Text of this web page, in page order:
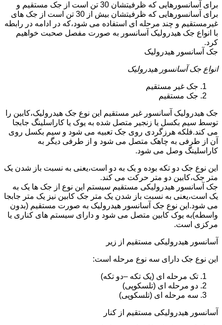
برای آسانسورهایی که ظرفیتشان 30 تن است از جک مستقیم و
برای آسانسورهایی که ظرفیتشان بیش از 30 تن است از جک های
غیرمستقیم و چند مرحله ای استفاده می شود،که در ادامه در رابطه
با انواع جک هیدرولیک آسانسور به صورت مفصل صحبت خواهیم
کرد.
جک آسانسور هیدرولیک
انواع جک آسانسور هیدرولیک
جک غیر مستقیم
جک مستقیم
جک هیدرولیک آسانسور غیر مستقیم این نوع جک هیدرولیک،کابین را
توسط سیم بکسل یا زنجیر متصل شده به یوک یا کاراسلینگ جابجا
می کند.فلکه هرزگردی روی جک تعبیه می شود و سیم بکسل روی
آن از طرفی به چاهک متصل می شود و از طرفی دیگر به
کاراسلینگ وصل می شود.
این نوع جک دو تکه بوده و یک به دو است،یعنی به نسبت باز شدن یک
متر جک،کابین دو متر حرکت می کند.
جک آسانسور هیدرولیکی مستقیم سیستم این نوع از جک ها یک به
یک است،یعنی به نسبت باز شدن یک متر جک کابین نیز یک متر جابجا
می شود.این نوع جک آسانسور هیدرولیک به صورت مستقیم (بدون
واسطه)به یوک کابین متصل می شود و دارای سیستم های کناری یا
مرکزی است.
آسانسور هیدرولیکی مستقیم از زیر
این نوع جک دارای سه نوع مرحله است:
تک مرحله ای (یک تکه –دو تکه)
دو مرحله ای (تلسکوپی)
سه مرحله ای (تلسکوپی)
آسانسور هیدرولیکی مستقیم از کنار